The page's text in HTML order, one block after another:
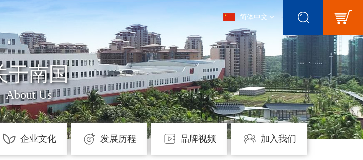
简体中文
于南国
About Us
企业文化 发展历程 品牌视频 加入我们